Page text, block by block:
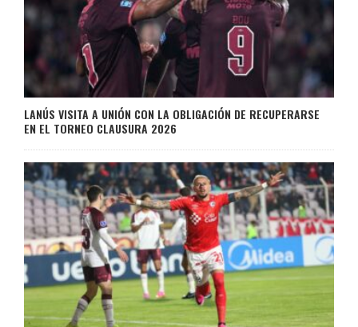
LANÚS VISITA A UNIÓN CON LA OBLIGACIÓN DE RECUPERARSE
EN EL TORNEO CLAUSURA 2026